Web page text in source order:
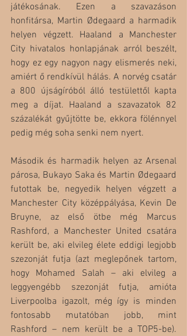
játékosának. Ezen a szavazáson
honfitársa, Martin Ødegaard a harmadik
helyen végzett. Haaland a Manchester
City hivatalos honlapjának arról beszélt,
hogy ez egy nagyon nagy elismerés neki,
amiért ő rendkívül hálás. A norvég csatár
a 800 újságíróból álló testülettől kapta
meg a díjat. Haaland a szavazatok 82
százalékát gyűjtötte be, ekkora fölénnyel
pedig még soha senki nem nyert.
Második és harmadik helyen az Arsenal
párosa, Bukayo Saka és Martin Ødegaard
futottak be, negyedik helyen végzett a
Manchester City középpályása, Kevin De
Bruyne, az első ötbe még Marcus
Rashford, a Manchester United csatára
került be, aki elvileg élete eddigi legjobb
szezonját futja (azt meglepőnek tartom,
hogy Mohamed Salah – aki elvileg a
leggyengébb szezonját futja, amióta
Liverpoolba igazolt, még így is minden
fontosabb mutatóban jobb, mint
Rashford – nem került be a TOP5-be).